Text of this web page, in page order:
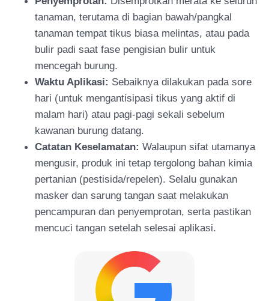
tanaman, terutama di bagian bawah/pangkal
tanaman tempat tikus biasa melintas, atau pada
bulir padi saat fase pengisian bulir untuk
mencegah burung.
Waktu Aplikasi: Sebaiknya dilakukan pada sore
hari (untuk mengantisipasi tikus yang aktif di
malam hari) atau pagi-pagi sekali sebelum
kawanan burung datang.
Catatan Keselamatan: Walaupun sifat utamanya
mengusir, produk ini tetap tergolong bahan kimia
pertanian (pestisida/repelen). Selalu gunakan
masker dan sarung tangan saat melakukan
pencampuran dan penyemprotan, serta pastikan
mencuci tangan setelah selesai aplikasi.